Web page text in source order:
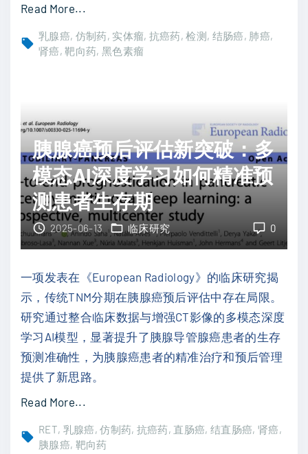
K
联
合
力
"
患
治
望
？
"
Read More..."
A
1
获
F
D
A
快
速
道
认
定
：
精
准
诊
断
脑
乳腺癌 仿制药 实体瘤 抗癌药 检测 结肠癌 肺癌
肾癌 靶向药 黑色素瘤
胰腺癌预后评估新突破：多
模态AI深度学习如何精准预
测患者生存期
0
2025-06-13 临床研究
一项发表在《European Radiology》的临床研究揭
示，传统TNM分期在胰腺癌预后评估中存在局限。
研究通过整合临床数据与增强CT影像的多模态深度
学习AI模型，显著提升了胰腺导管腺癌患者的生存
预测准确性，为胰腺癌患者的精准治疗和预后管理
提供了新思路。
Read More..."
胰
腺
RET 乳腺癌 仿制药 抗癌药 直肠癌 结直肠癌 肾癌
胰腺癌 靶向药